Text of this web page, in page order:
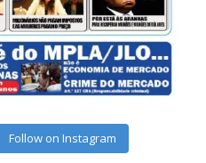
Follow on Instagram